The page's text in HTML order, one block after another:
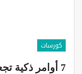
كورسات